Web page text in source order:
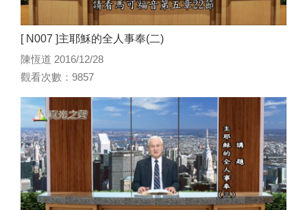
[ N007 ]主耶穌的全人事奉(二)
陳恆道 2016/12/28
觀看次數：9857